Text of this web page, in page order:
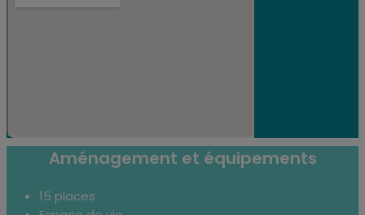
Aménagement et équipements
15 places